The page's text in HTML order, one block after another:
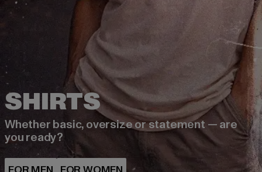
Whether basic, oversize or statement — are
you ready?